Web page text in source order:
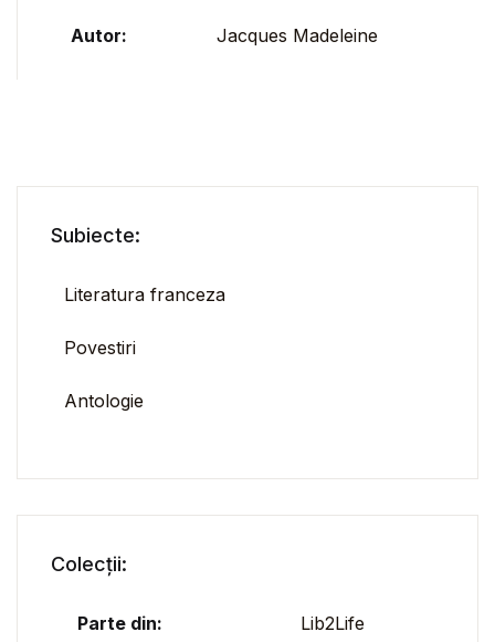
Autor: Jacques Madeleine
Subiecte:
Literatura franceza
Povestiri
Antologie
Colecții:
Parte din: Lib2Life